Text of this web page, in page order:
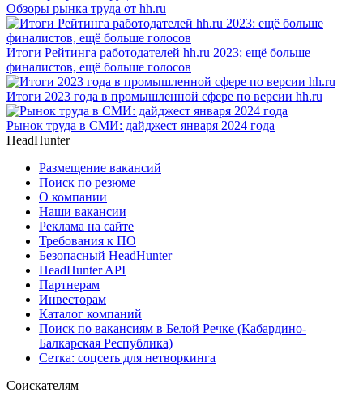
Обзоры рынка труда от hh.ru
Итоги Рейтинга работодателей hh.ru 2023: ещё больше
финалистов, ещё больше голосов
Итоги 2023 года в промышленной сфере по версии hh.ru
Рынок труда в СМИ: дайджест января 2024 года
HeadHunter
Размещение вакансий
Поиск по резюме
О компании
Наши вакансии
Реклама на сайте
Требования к ПО
Безопасный HeadHunter
HeadHunter API
Партнерам
Инвесторам
Каталог компаний
Поиск по вакансиям в Белой Речке (Кабардино-
Балкарская Республика)
Сетка: соцсеть для нетворкинга
Соискателям